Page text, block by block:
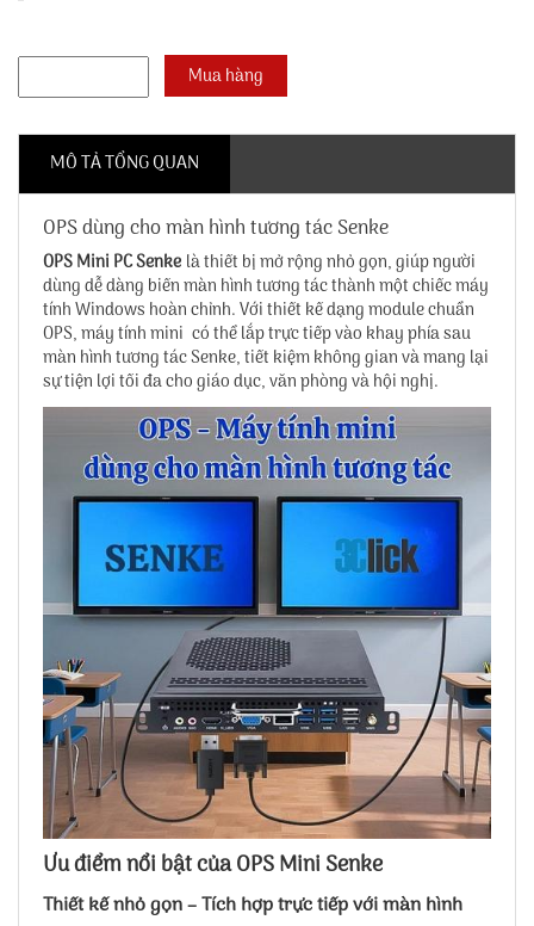
MÔ TẢ TỔNG QUAN
OPS dùng cho màn hình tương tác Senke
OPS Mini PC Senke là thiết bị mở rộng nhỏ gọn, giúp người
dùng dễ dàng biến màn hình tương tác thành một chiếc máy
tính Windows hoàn chỉnh. Với thiết kế dạng module chuẩn
OPS, máy tính mini có thể lắp trực tiếp vào khay phía sau
màn hình tương tác Senke, tiết kiệm không gian và mang lại
sự tiện lợi tối đa cho giáo dục, văn phòng và hội nghị.
Ưu điểm nổi bật của OPS Mini Senke
Thiết kế nhỏ gọn – Tích hợp trực tiếp với màn hình